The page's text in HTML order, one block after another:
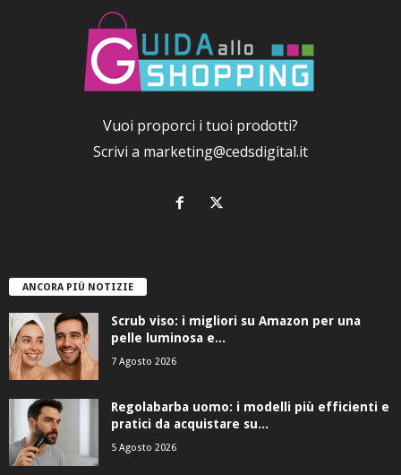
Vuoi proporci i tuoi prodotti?
Scrivi a marketing@cedsdigital.it
ANCORA PIÙ NOTIZIE
Scrub viso: i migliori su Amazon per una
pelle luminosa e...
7 Agosto 2026
Regolabarba uomo: i modelli più efficienti e
pratici da acquistare su...
5 Agosto 2026